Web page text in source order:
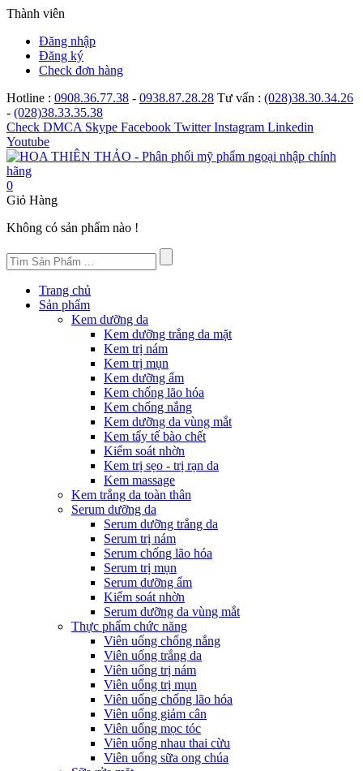
Thành viên
Đăng nhập
Đăng ký
Check đơn hàng
Hotline : 0908.36.77.38 - 0938.87.28.28 Tư vấn : (028)38.30.34.26
- (028)38.33.35.38
Check DMCA Skype Facebook Twitter Instagram Linkedin
Youtube
0
Giỏ Hàng
Không có sản phẩm nào !
Trang chủ
Sản phẩm
Kem dưỡng da
Kem dưỡng trắng da mặt
Kem trị nám
Kem trị mụn
Kem dưỡng ẩm
Kem chống lão hóa
Kem chống nắng
Kem dưỡng da vùng mắt
Kem tẩy tế bào chết
Kiểm soát nhờn
Kem trị sẹo - trị rạn da
Kem massage
Kem trắng da toàn thân
Serum dưỡng da
Serum dưỡng trắng da
Serum trị nám
Serum chống lão hóa
Serum trị mụn
Serum dưỡng ẩm
Kiểm soát nhờn
Serum dưỡng da vùng mắt
Thực phẩm chức năng
Viên uống chống nắng
Viên uống trắng da
Viên uống trị nám
Viên uống trị mụn
Viên uống chống lão hóa
Viên uống giảm cân
Viên uống mọc tóc
Viên uống nhau thai cừu
Viên uống sữa ong chúa